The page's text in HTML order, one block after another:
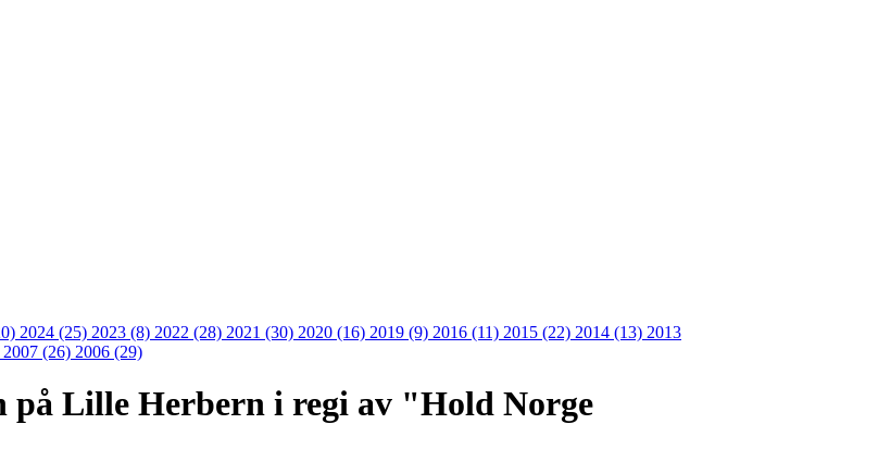
2024 (25) 2023 (8) 2022 (28) 2021 (30) 2020 (16) 2019 (9) 2016 (11) 2015 (22) 2014 (13) 2013
2007 (26) 2006 (29)
på Lille Herbern i regi av "Hold Norge